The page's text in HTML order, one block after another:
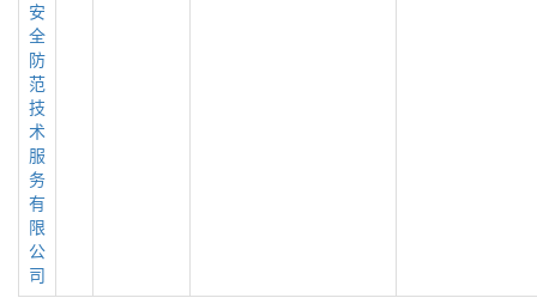
安
全
防
范
技
术
服
务
有
限
公
司